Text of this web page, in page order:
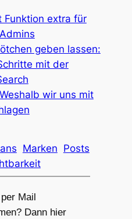
Funktion extra für
geben lassen:
mit der
wir uns mit
Marken Posts
Mail
Dann hier